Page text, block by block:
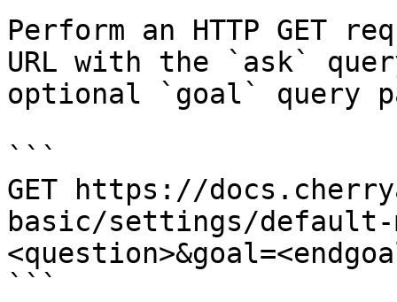
Perform an HTTP GET
URL with the `ask`
optional `goal` query
```
GET https://
basic/settings/default-
```